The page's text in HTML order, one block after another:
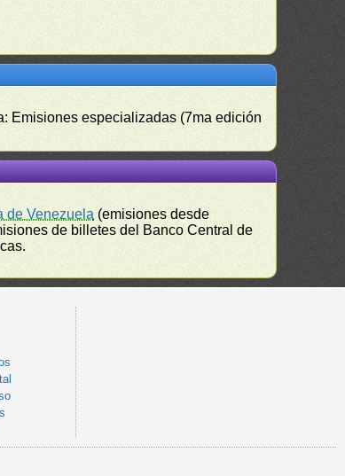
Emisiones especializadas (7ma edición
de Venezuela (emisiones desde
de billetes del Banco Central de